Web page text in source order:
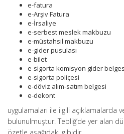
e-fatura
e-Arşiv Fatura
e-İrsaliye
e-serbest meslek makbuzu
e-müstahsil makbuzu
e-gider pusulası
e-bilet
e-sigorta komisyon gider
e-sigorta poliçesi
e-döviz alım-satım belgesi
e-dekont
uygulamaları ile ilgili açıklamalarda
bulunulmuştur. Tebliğ’de yer alan